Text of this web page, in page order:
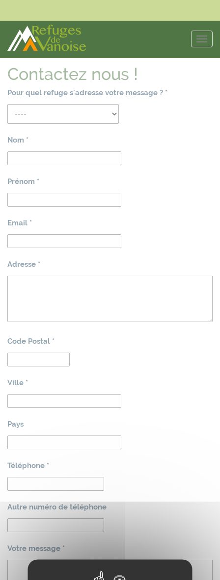
Contactez nous !
Pour quel refuge s'adresse votre message ? *
Nom *
Prénom *
Email *
Adresse *
Code Postal *
Ville *
Pays
Téléphone *
Autre numéro de téléphone
Votre message *